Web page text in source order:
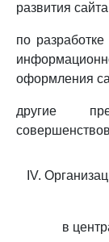
развития
по
оформления
другие
IV.
в